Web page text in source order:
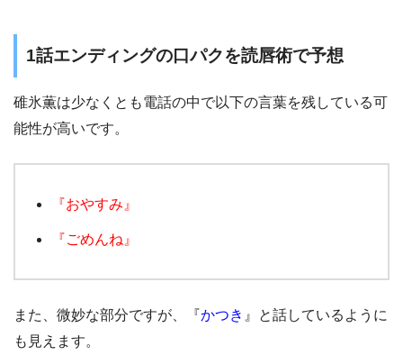
1話エンディングの口パクを読唇術で予想
碓氷薫は少なくとも電話の中で以下の言葉を残している可
能性が高いです。
『おやすみ』
『ごめんね』
また、微妙な部分ですが、『 かつき 』と話しているように
も見えます。